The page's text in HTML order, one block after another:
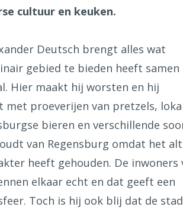
cultuur en keuken.
Deutsch brengt alles wat
gebied te bieden heeft samen
Hier maakt hij worsten en hij
met proeverijen van pretzels,
bieren en verschillende
van Regensburg omdat het
heeft gehouden. De inwoners
elkaar echt en dat geeft een
Toch is hij ook blij dat de stad